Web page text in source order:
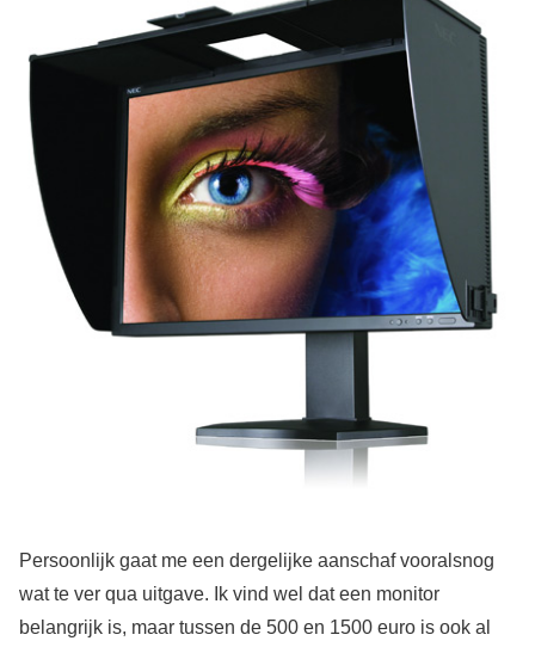
Persoonlijk gaat me een dergelijke aanschaf vooralsnog
wat te ver qua uitgave. Ik vind wel dat een monitor
belangrijk is, maar tussen de 500 en 1500 euro is ook al